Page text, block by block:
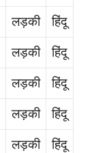
लड़की
हिंदू
लड़की
हिंदू
लड़की
हिंदू
लड़की
हिंदू
लड़की
हिंदू